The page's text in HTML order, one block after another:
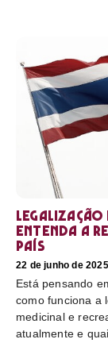
Legalização
Entenda a
país
22 de junho de 2025
Está pensando
como funciona a
medicinal e
atualmente e